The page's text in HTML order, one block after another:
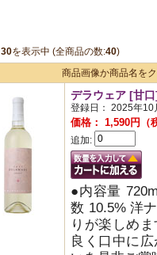
30を表示中 (全商品の数:40)
商品画像か商品名を
デラウ
登録日： 2025年10
価格： 1,590円（
追加:
●内容量
数 10.5% 洋
りが楽しめ
良く口中に